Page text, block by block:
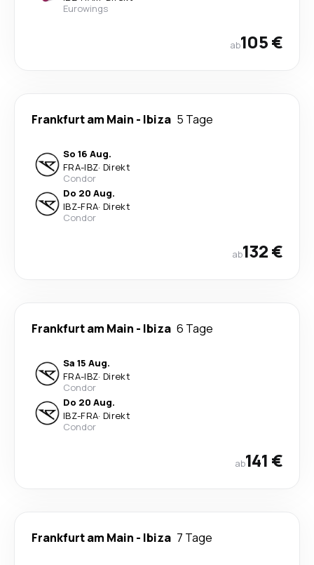
Eurowings
ab105 €
Frankfurt am Main - Ibiza 5 Tage
So 16 Aug.
FRA-IBZ· Direkt
Condor
Do 20 Aug.
IBZ-FRA· Direkt
Condor
ab132 €
Frankfurt am Main - Ibiza 6 Tage
Sa 15 Aug.
FRA-IBZ· Direkt
Condor
Do 20 Aug.
IBZ-FRA· Direkt
Condor
ab141 €
Frankfurt am Main - Ibiza 7 Tage